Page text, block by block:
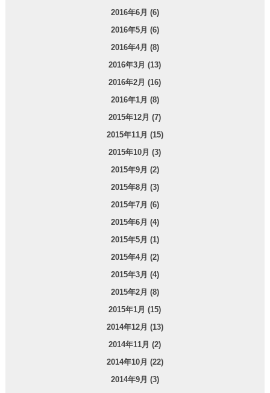
2016年6月 (6)
2016年5月 (6)
2016年4月 (8)
2016年3月 (13)
2016年2月 (16)
2016年1月 (8)
2015年12月 (7)
2015年11月 (15)
2015年10月 (3)
2015年9月 (2)
2015年8月 (3)
2015年7月 (6)
2015年6月 (4)
2015年5月 (1)
2015年4月 (2)
2015年3月 (4)
2015年2月 (8)
2015年1月 (15)
2014年12月 (13)
2014年11月 (2)
2014年10月 (22)
2014年9月 (3)